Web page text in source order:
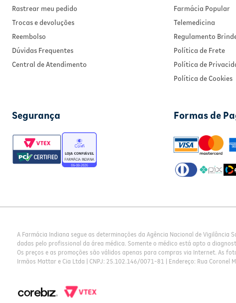
Rastrear meu pedido
Trocas e devoluções
Reembolso
Dúvidas Frequentes
Central de Atendimento
Farmácia Popular
Telemedicina
Regulamento
Política de Frete
Política de
Política de Cookies
Segurança Formas de
A Farmácia Indiana segue as determinações da Agência Nacional de
dadas pelo profissional da área médica. Somente o médico está apto a
Os preços e as promoções são válidos apenas para compras via Internet. As
Irmãos Mattar e Cia Ltda | CNPJ: 25.102.146/0071-81 | Endereço: Rua Coronel